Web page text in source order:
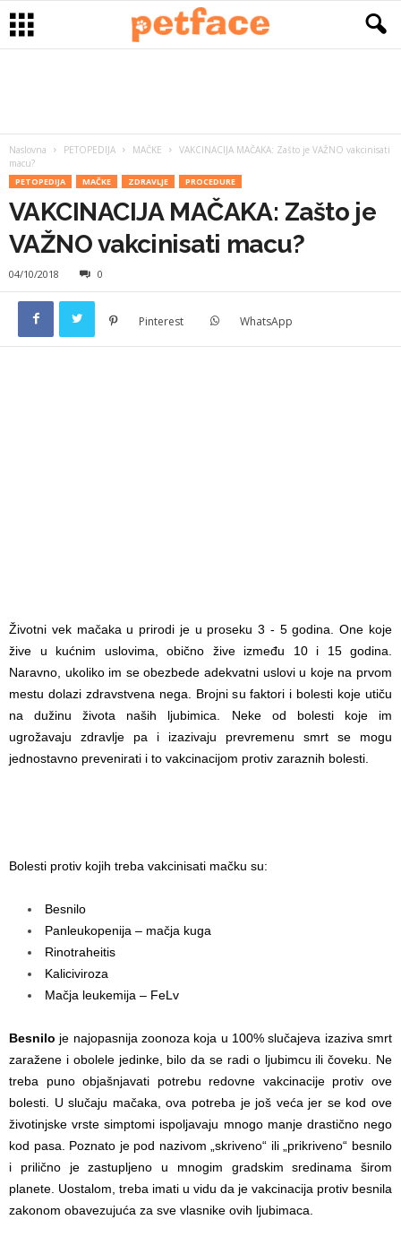
Naslovna PETOPEDIJA MAČKE
VAKCINACIJA MAČAKA: Zašto je VAŽNO vakcinisati
macu?
PETOPEDIJA MAČKE ZDRAVLJE PROCEDURE
VAKCINACIJA MAČAKA: Zašto je
VAŽNO vakcinisati macu?
04/10/2018 0
Pinterest WhatsApp
Životni vek mačaka u prirodi je u proseku 3 - 5 godina. One koje
žive u kućnim uslovima, obično žive između 10 i 15 godina.
Naravno, ukoliko im se obezbede adekvatni uslovi u koje na prvom
mestu dolazi zdravstvena nega. Brojni su faktori i bolesti koje utiču
na dužinu života naših ljubimica. Neke od bolesti koje im
ugrožavaju zdravlje pa i izazivaju prevremenu smrt se mogu
jednostavno prevenirati i to vakcinacijom protiv zaraznih bolesti.
Bolesti protiv kojih treba vakcinisati mačku su:
Besnilo
Panleukopenija – mačja kuga
Rinotraheitis
Kaliciviroza
Mačja leukemija – FeLv
Besnilo je najopasnija zoonoza koja u 100% slučajeva izaziva smrt
zaražene i obolele jedinke, bilo da se radi o ljubimcu ili čoveku. Ne
treba puno objašnjavati potrebu redovne vakcinacije protiv ove
bolesti. U slučaju mačaka, ova potreba je još veća jer se kod ove
životinjske vrste simptomi ispoljavaju mnogo manje drastično nego
kod pasa. Poznato je pod nazivom „skriveno“ ili „prikriveno“ besnilo
i prilično je zastupljeno u mnogim gradskim sredinama širom
planete. Uostalom, treba imati u vidu da je vakcinacija protiv besnila
zakonom obavezujuća za sve vlasnike ovih ljubimaca.